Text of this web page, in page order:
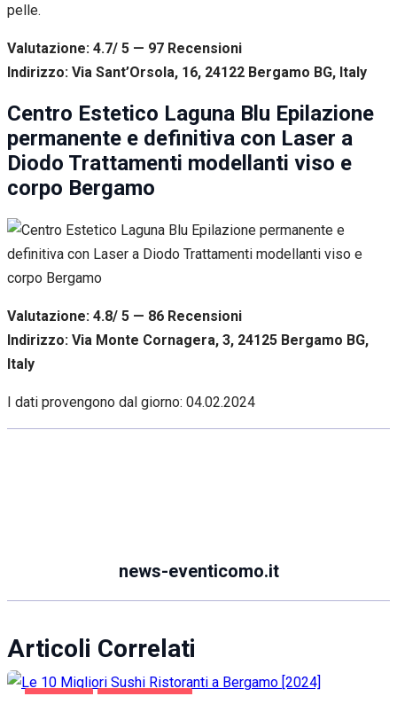
pelle.
Valutazione: 4.7/ 5 — 97 Recensioni
Indirizzo: Via Sant’Orsola, 16, 24122 Bergamo BG, Italy
Centro Estetico Laguna Blu Epilazione
permanente e definitiva con Laser a
Diodo Trattamenti modellanti viso e
corpo Bergamo
Valutazione: 4.8/ 5 — 86 Recensioni
Indirizzo: Via Monte Cornagera, 3, 24125 Bergamo BG,
Italy
I dati provengono dal giorno: 04.02.2024
news-eventicomo.it
Articoli Correlati